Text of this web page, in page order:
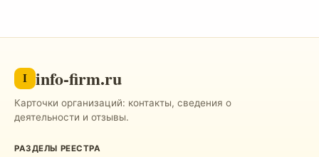
I info-firm.ru
Карточки организаций: контакты, сведения о
деятельности и отзывы.
РАЗДЕЛЫ РЕЕСТРА